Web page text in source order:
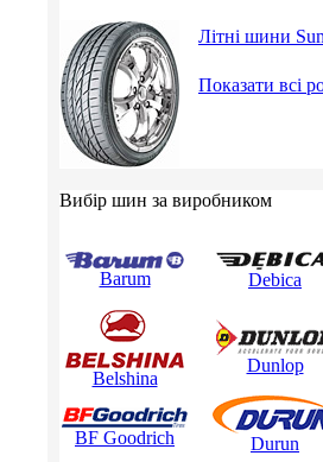
Літні шини
Показати всі
Вибір шин за виробником
Barum
Belshina
BF Goodrich
Debica
Dunlop
Durun